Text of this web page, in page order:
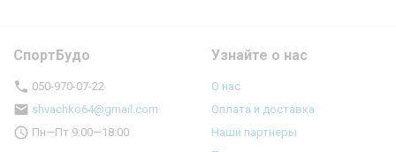
СпортБудо
050-970-07-22
shvachko64@gmail.com
Пн—Пт 9:00—18:00
Узнайте о нас
О нас
Оплата и доставка
Наши партнеры